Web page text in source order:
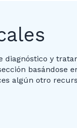
diagnóstico y
basándose
algún otro